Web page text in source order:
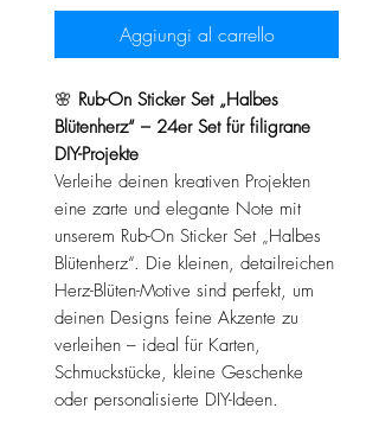
Aggiungi al carrello
🌸 Rub-On Sticker Set „Halbes
Blütenherz“ – 24er Set für filigrane
DIY-Projekte
Verleihe deinen kreativen Projekten
eine zarte und elegante Note mit
unserem Rub-On Sticker Set „Halbes
Blütenherz“. Die kleinen, detailreichen
Herz-Blüten-Motive sind perfekt, um
deinen Designs feine Akzente zu
verleihen – ideal für Karten,
Schmuckstücke, kleine Geschenke
oder personalisierte DIY-Ideen.